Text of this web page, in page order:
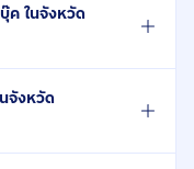
ค ในจังหวัด
จังหวัด